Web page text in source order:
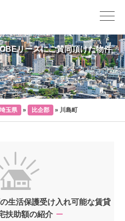
リースにご賛同頂けた物件
埼玉県 » 比企郡 » 川島町
生活保護受け入れ可能な賃貸
扶助額の紹介